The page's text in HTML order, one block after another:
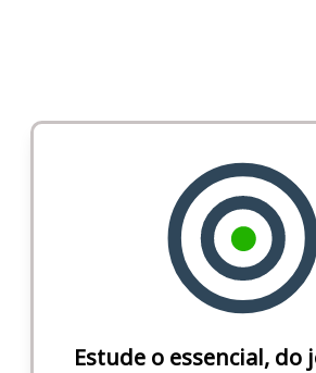
Estude o essencial, do